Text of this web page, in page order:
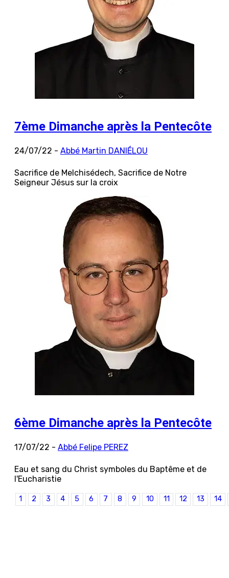
7ème Dimanche après la Pentecôte
24/07/22 - Abbé Martin DANIÉLOU
Sacrifice de Melchisédech, Sacrifice de Notre
Seigneur Jésus sur la croix
6ème Dimanche après la Pentecôte
17/07/22 - Abbé Felipe PEREZ
Eau et sang du Christ symboles du Baptême et de
l'Eucharistie
1 2 3 4 5 6 7 8 9 10 11 12 13 14